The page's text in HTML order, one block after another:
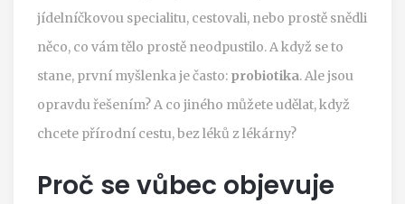
jídelníčkovou specialitu, cestovali, nebo prostě snědli
něco, co vám tělo prostě neodpustilo. A když se to
stane, první myšlenka je často: probiotika. Ale jsou
opravdu řešením? A co jiného můžete udělat, když
chcete přírodní cestu, bez léků z lékárny?
Proč se vůbec objevuje